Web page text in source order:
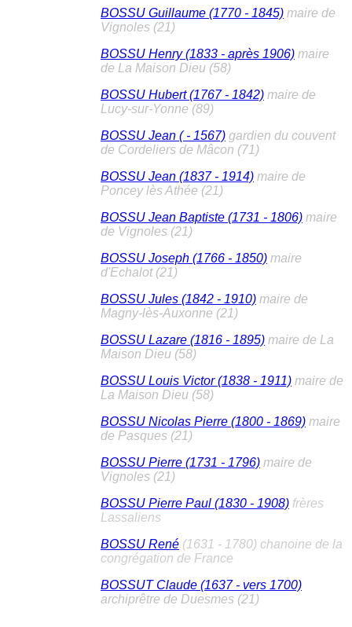
BOSSU Guillaume (1770 - 1845) maire de
Vignoles (21)
BOSSU Henry (1833 - après 1906) maire
de La Maison Dieu (58)
BOSSU Hubert (1767 - 1842) maire de
Lucy-sur-Yonne (89)
BOSSU Jean ( - 1567) gardien du couvent
de Cordeliers de Mâcon (71)
BOSSU Jean (1837 - 1914) maire de
Poncey lès Athée (21)
BOSSU Jean Baptiste (1731 - 1806) maire
de Vignoles (21)
BOSSU Joseph (1766 - 1850) maire
d'Echalot (21)
BOSSU Jules (1842 - 1910) maire de
Magny-lès-Auxonne (21)
BOSSU Lazare (1816 - 1895) maire de La
Maison Dieu (58)
BOSSU Louis Victor (1838 - 1911) maire de
La Maison Dieu (58)
BOSSU Nicolas Pierre (1800 - 1869) maire
de Pasques (21)
BOSSU Pierre (1731 - 1796) maire de
Vignoles (21)
BOSSU Pierre Paul (1830 - 1908) frères
Lassaliens
BOSSU René (1631 - 1780) chanoine de la
congrégation de France
BOSSUT Claude (1637 - vers 1700)
archiprêtre de Duesmes (21)